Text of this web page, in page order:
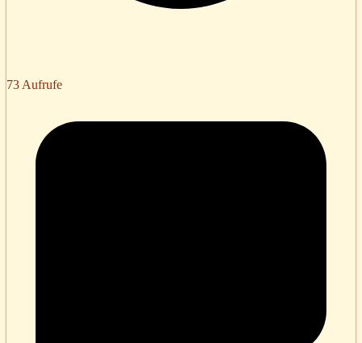
73 Aufrufe